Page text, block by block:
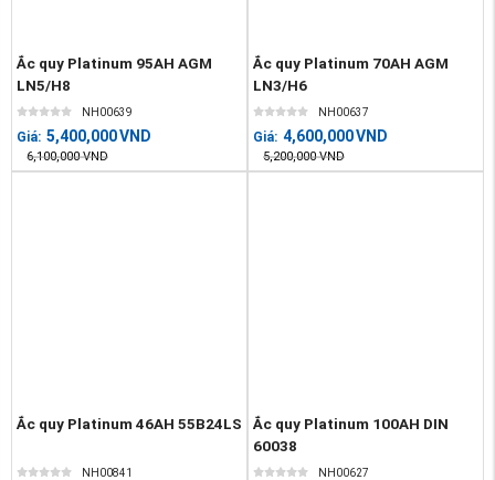
Ắc quy Platinum 95AH AGM
LN5/H8
NH00639
Giá: 5,400,000VND
6,100,000 VND
Ắc quy Platinum 70AH AGM
LN3/H6
NH00637
Giá: 4,600,000VND
5,200,000 VND
Ắc quy Platinum 46AH 55B24LS
NH00841
Ắc quy Platinum 100AH DIN
60038
NH00627